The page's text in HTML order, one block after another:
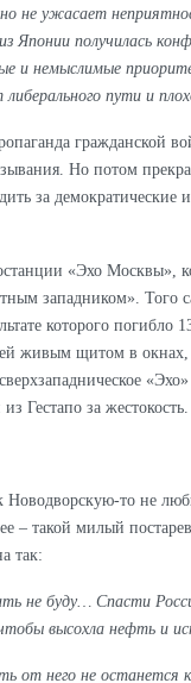
не ужасает
Японии получилась
и немыслимые
пути и
гражданской
Но потом
за демократические
«Эхо Москвы»,
западником». Того
которого
живым щитом в окнах,
Гестапо за жестокость.
Новодворскую-то не
– такой милый
так:
не буду… Спасти
высохла нефть и
от него не останется